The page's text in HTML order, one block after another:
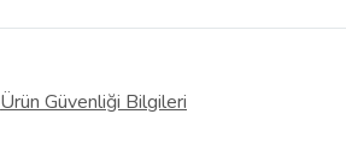
Ürün Güvenliği Bilgileri